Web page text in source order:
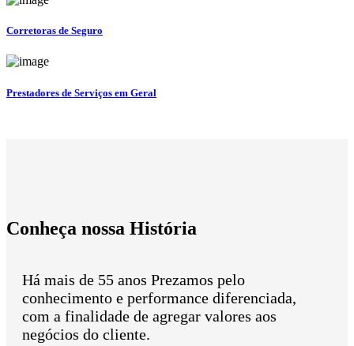
Corretoras de Seguro
Prestadores de Serviços em Geral
Conheça nossa História
Há mais de 55 anos Prezamos pelo
conhecimento e performance diferenciada,
com a finalidade de agregar valores aos
negócios do cliente.